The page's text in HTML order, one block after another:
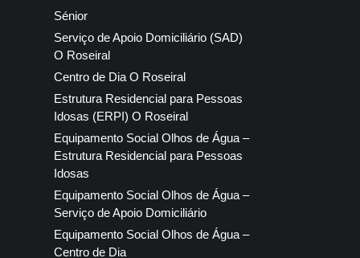
Sénior
Serviço de Apoio Domiciliário (SAD)
O Roseiral
Centro de Dia O Roseiral
Estrutura Residencial para Pessoas
Idosas (ERPI) O Roseiral
Equipamento Social Olhos de Água –
Estrutura Residencial para Pessoas
Idosas
Equipamento Social Olhos de Água –
Serviço de Apoio Domiciliário
Equipamento Social Olhos de Água –
Centro de Dia